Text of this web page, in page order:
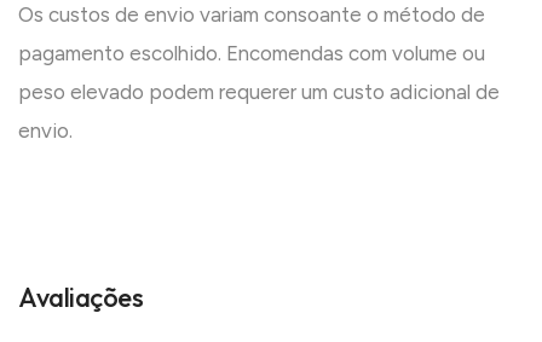
Os custos de envio variam consoante o método de
pagamento escolhido. Encomendas com volume ou
peso elevado podem requerer um custo adicional de
envio.
Avaliações